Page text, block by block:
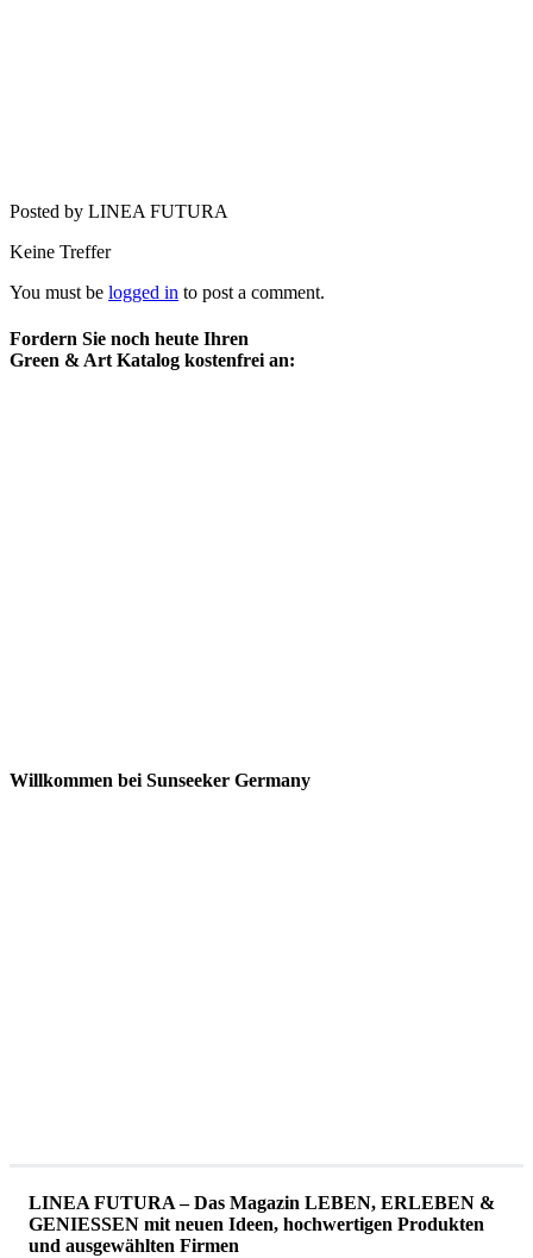
Posted by LINEA FUTURA
Keine Treffer
You must be logged in to post a comment.
Fordern Sie noch heute Ihren
Green & Art Katalog kostenfrei an:
Willkommen bei Sunseeker Germany
LINEA FUTURA – Das Magazin LEBEN, ERLEBEN &
GENIESSEN mit neuen Ideen, hochwertigen Produkten
und ausgewählten Firmen